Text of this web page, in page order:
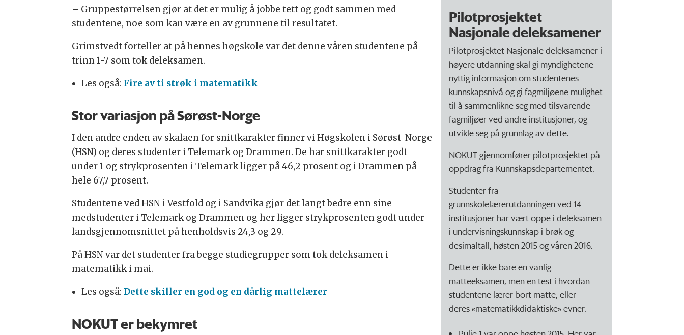
Pilotprosjektet
Nasjonale deleksamener
Pilotprosjektet Nasjonale deleksamener i
høyere utdanning skal gi myndighetene
nyttig informasjon om studentenes
kunnskapsnivå og gi fagmiljøene mulighet
til å sammenlikne seg med tilsvarende
fagmiljøer ved andre institusjoner, og
utvikle seg på grunnlag av dette.
NOKUT gjennomfører pilotprosjektet på
oppdrag fra Kunnskapsdepartementet.
Studenter fra
grunnskolelærerutdanningen ved 14
institusjoner har vært oppe i deleksamen
i undervisningskunnskap i brøk og
desimaltall, høsten 2015 og våren 2016.
Dette er ikke bare en vanlig
matteeksamen, men en test i hvordan
studentene lærer bort matte, eller
deres «matematikkdidaktiske» evner.
– Gruppestørrelsen gjør at det er mulig å jobbe tett og godt sammen med
studentene, noe som kan være en av grunnene til resultatet.
Grimstvedt forteller at på hennes høgskole var det denne våren studentene på
trinn 1-7 som tok deleksamen.
Les også: Fire av ti strøk i matematikk
Stor variasjon på Sørøst-Norge
I den andre enden av skalaen for snittkarakter finner vi Høgskolen i Sørøst-Norge
(HSN) og deres studenter i Telemark og Drammen. De har snittkarakter godt
under 1 og strykprosenten i Telemark ligger på 46,2 prosent og i Drammen på
hele 67,7 prosent.
Studentene ved HSN i Vestfold og i Sandvika gjør det langt bedre enn sine
medstudenter i Telemark og Drammen og her ligger strykprosenten godt under
landsgjennomsnittet på henholdsvis 24,3 og 29.
På HSN var det studenter fra begge studiegrupper som tok deleksamen i
matematikk i mai.
Les også: Dette skiller en god og en dårlig mattelærer
NOKUT er bekymret